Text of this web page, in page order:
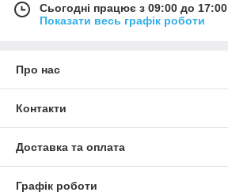
Сьогодні працює з 09:00 до 17:00
Показати весь графік роботи
Про нас
Контакти
Доставка та оплата
Графік роботи